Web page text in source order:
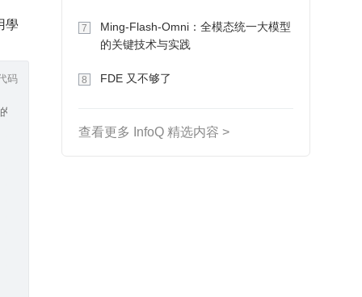
學
式如下：
码
7
Ming-Flash-Omni：全模态统一大模型
的关键技术与实践
8 FDE 又不够了
查看更多 InfoQ 精选内容 >